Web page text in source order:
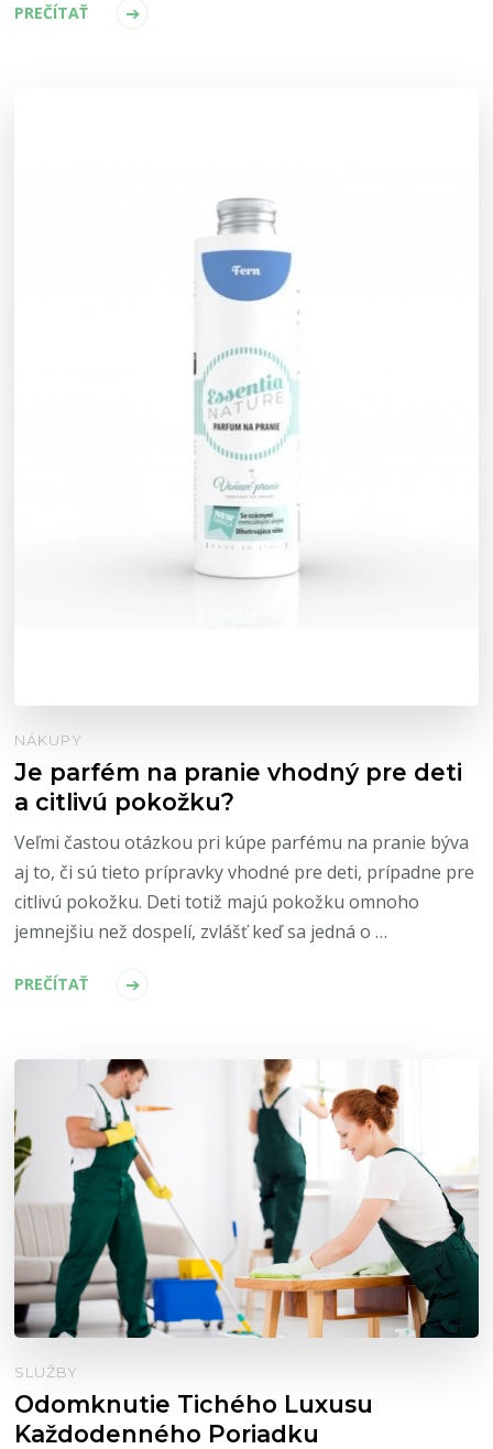
PREČÍTAŤ
NÁKUPY
Je parfém na pranie vhodný pre deti
a citlivú pokožku?
Veľmi častou otázkou pri kúpe parfému na pranie býva
aj to, či sú tieto prípravky vhodné pre deti, prípadne pre
citlivú pokožku. Deti totiž majú pokožku omnoho
jemnejšiu než dospelí, zvlášť keď sa jedná o …
PREČÍTAŤ
SLUŽBY
Odomknutie Tichého Luxusu
Každodenného Poriadku